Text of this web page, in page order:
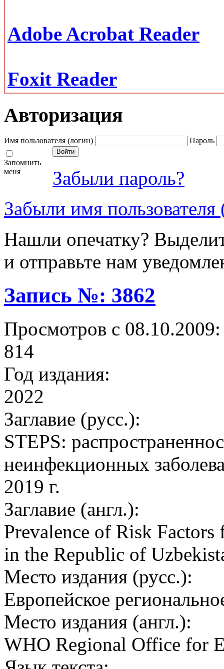
Adobe Acrobat Reader
Foxit Reader
Авторизация
Имя пользователя (логин) Пароль
Запомнить
меня
Забыли пароль?
Забыли имя пользователя
Нашли опечатку?
и отправьте нам
Запись №: 3862
Просмотров с 08.10.2009:
814
Год издания:
2022
Заглавие (русс.):
STEPS:
неинфекционных
2019 г.
Заглавие (англ.):
Prevalence of Risk
in the Republic of
Место издания (русс.):
Европейское
Место издания (англ.):
WHO Regional Office for